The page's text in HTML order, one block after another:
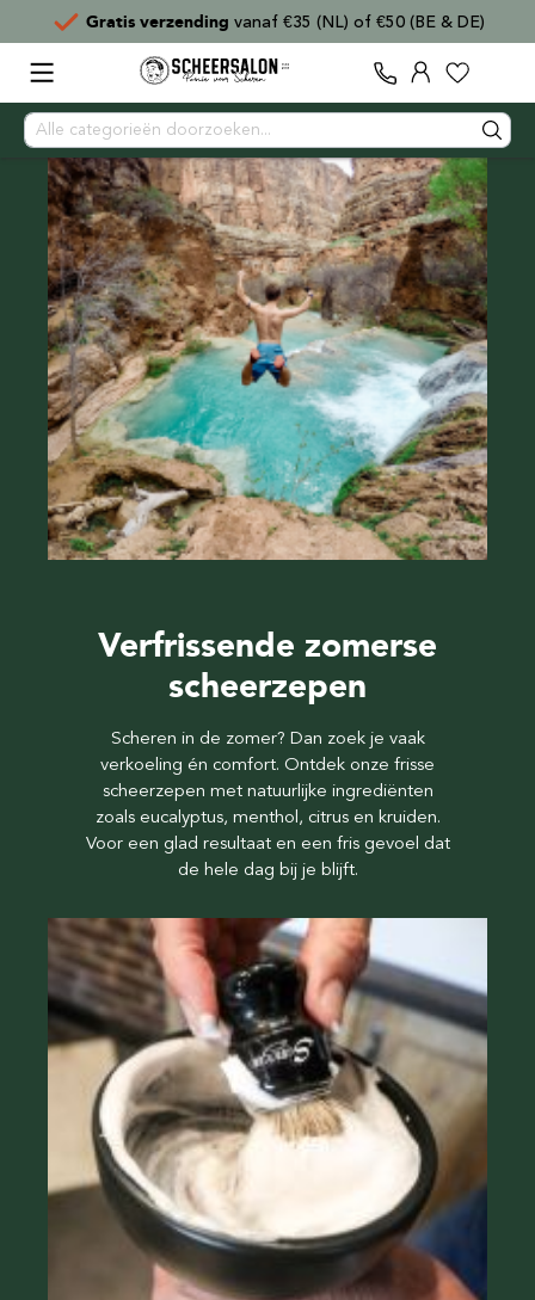
Voor15:00 besteld,direct verzonden
Verfrissende zomerse
scheerzepen
Scheren in de zomer? Dan zoek je vaak
verkoeling én comfort. Ontdek onze frisse
scheerzepen met natuurlijke ingrediënten
zoals eucalyptus, menthol, citrus en kruiden.
Voor een glad resultaat en een fris gevoel dat
de hele dag bij je blijft.